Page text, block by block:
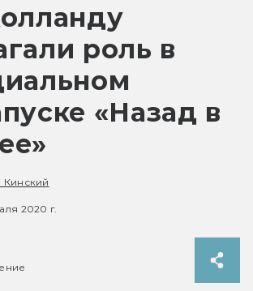
роль в
«Назад в
Кинский
2020 г.